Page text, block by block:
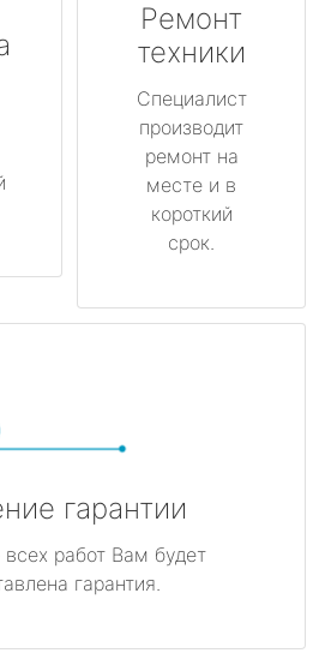
Ремонт
техники
Специалист
производит
ремонт на
месте и в
короткий
срок.
гарантии
работ Вам будет
гарантия.